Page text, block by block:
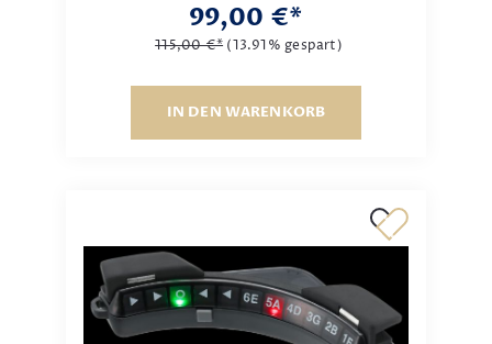
99,00 €*
115,00 €* (13.91% gespart)
IN DEN WARENKORB